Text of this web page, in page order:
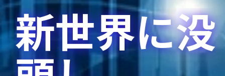
新世界に没